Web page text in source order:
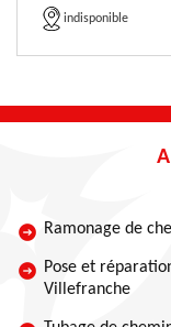
indisponible
Ramonage de
Pose et
Villefranche